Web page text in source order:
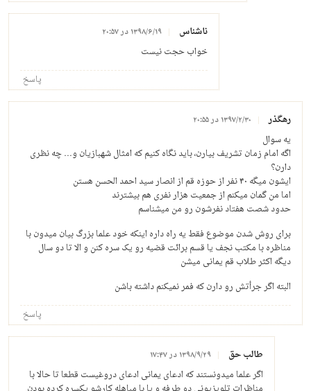
ناشناس ۱۳۹۸/۶/۱۹ در ۲۰:۵۷
خواب حجت نیست
پاسخ
رهگذر ۱۳۹۷/۲/۳۰ در ۲۰:۵۵
یه سوال
اگه امام زمان تشریف بیارن، باید نگاه کنیم که امثال شهبازیان و… چه نظری
دارن؟
ایشون میگه ۴۰ نفر از حوزه قم از انصار سید احمد الحسن هستن
اما من گمان میکنم از جمعیت هزار نفری هم بیشترند
حدود شصت هفتاد نفرشون رو من میشناسم
برای روش شدن موضوع فقط یه راه داره اینکه خود علما بزرگ بیان میدون با
مناظره با مکتب نجف یا قسم برائت قضیه رو یک سره کنن و الا تا دو سال
دیگه اکثر طلاب قم یمانی میشن
البته اگر جرأتش رو دارن که فمر نمیکنم داشته باشن
پاسخ
طالب حق ۱۳۹۸/۹/۲۹ در ۱۷:۴۷
اگر علما میدونستند که ادعای یمانی ادعای دروغیست قطعا تا حالا با